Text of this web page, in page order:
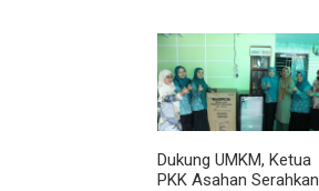
Permendagri Nomor 2
Tahun 2026
Dukung UMKM, Ketua
PKK Asahan Serahkan